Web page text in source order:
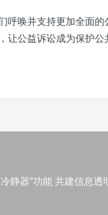
呼唤并支持更加全面
让公益诉讼成为保护公
静器”功能 共建信息透